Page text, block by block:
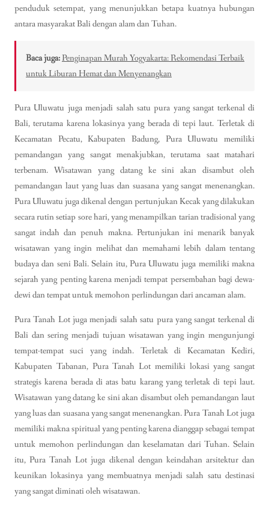
penduduk setempat, yang menunjukkan betapa kuatnya hubungan
antara masyarakat Bali dengan alam dan Tuhan.
Baca juga:Penginapan Murah Yogyakarta: Rekomendasi Terbaik
untuk Liburan Hemat dan Menyenangkan
Pura Uluwatu juga menjadi salah satu pura yang sangat terkenal di
Bali, terutama karena lokasinya yang berada di tepi laut. Terletak di
Kecamatan Pecatu, Kabupaten Badung, Pura Uluwatu memiliki
pemandangan yang sangat menakjubkan, terutama saat matahari
terbenam. Wisatawan yang datang ke sini akan disambut oleh
pemandangan laut yang luas dan suasana yang sangat menenangkan.
Pura Uluwatu juga dikenal dengan pertunjukan Kecak yang dilakukan
secara rutin setiap sore hari, yang menampilkan tarian tradisional yang
sangat indah dan penuh makna. Pertunjukan ini menarik banyak
wisatawan yang ingin melihat dan memahami lebih dalam tentang
budaya dan seni Bali. Selain itu, Pura Uluwatu juga memiliki makna
sejarah yang penting karena menjadi tempat persembahan bagi dewa-
dewi dan tempat untuk memohon perlindungan dari ancaman alam.
Pura Tanah Lot juga menjadi salah satu pura yang sangat terkenal di
Bali dan sering menjadi tujuan wisatawan yang ingin mengunjungi
tempat-tempat suci yang indah. Terletak di Kecamatan Kediri,
Kabupaten Tabanan, Pura Tanah Lot memiliki lokasi yang sangat
strategis karena berada di atas batu karang yang terletak di tepi laut.
Wisatawan yang datang ke sini akan disambut oleh pemandangan laut
yang luas dan suasana yang sangat menenangkan. Pura Tanah Lot juga
memiliki makna spiritual yang penting karena dianggap sebagai tempat
untuk memohon perlindungan dan keselamatan dari Tuhan. Selain
itu, Pura Tanah Lot juga dikenal dengan keindahan arsitektur dan
keunikan lokasinya yang membuatnya menjadi salah satu destinasi
yang sangat diminati oleh wisatawan.